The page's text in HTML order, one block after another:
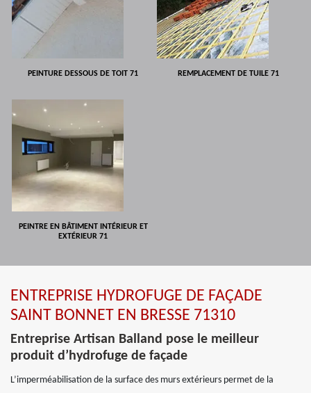
PEINTURE DESSOUS DE TOIT 71 REMPLACEMENT DE TUILE 71
PEINTRE EN BÂTIMENT INTÉRIEUR ET
EXTÉRIEUR 71
ENTREPRISE HYDROFUGE DE FAÇADE
SAINT BONNET EN BRESSE 71310
Entreprise Artisan Balland pose le meilleur
produit d’hydrofuge de façade
L’imperméabilisation de la surface des murs extérieurs permet de la